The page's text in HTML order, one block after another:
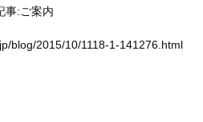
事:ご案内
blog/2015/10/1118-1-141276.html